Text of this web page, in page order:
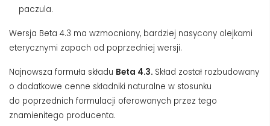
paczula.
Wersja Beta 4.3 ma wzmocniony, bardziej nasycony olejkami
eterycznymi zapach od poprzedniej wersji.
Najnowsza formuła składu Beta 4.3. Skład został rozbudowany
o dodatkowe cenne składniki naturalne w stosunku
do poprzednich formulacji oferowanych przez tego
znamienitego producenta.